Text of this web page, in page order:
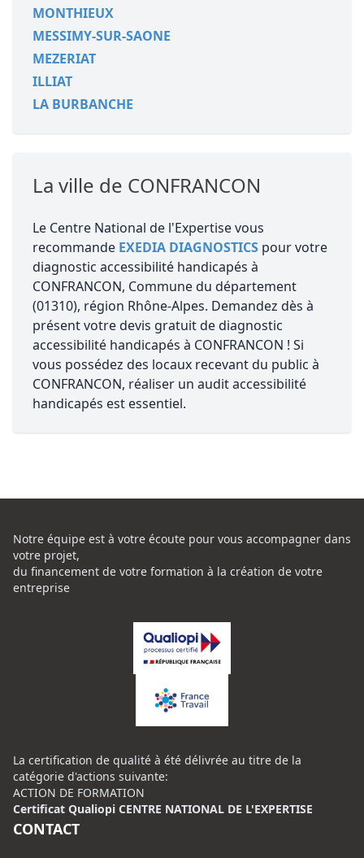
MONTHIEUX
MESSIMY-SUR-SAONE
MEZERIAT
ILLIAT
LA BURBANCHE
La ville de CONFRANCON
Le Centre National de l'Expertise vous
recommande EXEDIA DIAGNOSTICS pour votre
diagnostic accessibilité handicapés à
CONFRANCON, Commune du département
(01310), région Rhône-Alpes. Demandez dès à
présent votre devis gratuit de diagnostic
accessibilité handicapés à CONFRANCON ! Si
vous possédez des locaux recevant du public à
CONFRANCON, réaliser un audit accessibilité
handicapés est essentiel.
Notre équipe est à votre écoute pour vous accompagner dans
votre projet,
du financement de votre formation à la création de votre
entreprise
La certification de qualité à été délivrée au titre de la
catégorie d'actions suivante:
ACTION DE FORMATION
Certificat Qualiopi CENTRE NATIONAL DE L'EXPERTISE
CONTACT